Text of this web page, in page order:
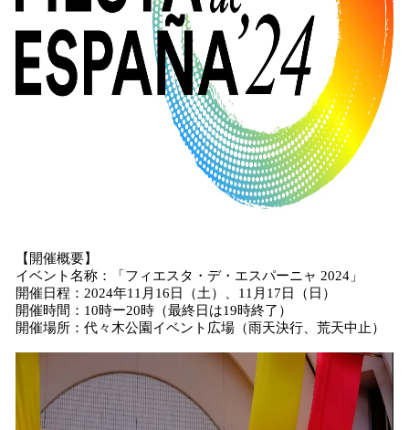
【開催概要】
イベント名称：「フィエスタ・デ・エスパーニャ 2024」
開催日程：2024年11月16日（土）、11月17日（日）
開催時間：10時ー20時（最終日は19時終了）
開催場所：代々木公園イベント広場（雨天決行、荒天中止）